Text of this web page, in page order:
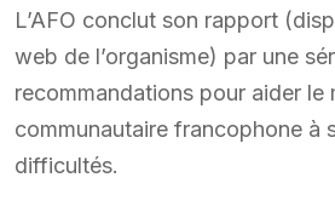
L’AFO conclut son rapport
web de l’organisme) par une
recommandations pour aider le
communautaire francophone à
difficultés.